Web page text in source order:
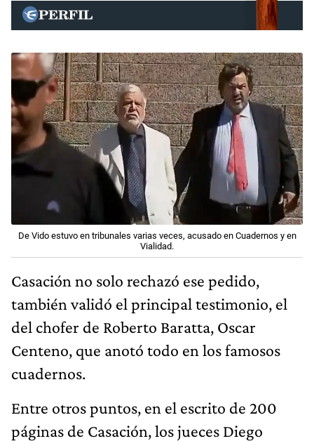
De Vido estuvo en tribunales varias veces, acusado en Cuadernos y en
Vialidad.
Casación no solo rechazó ese pedido,
también validó el principal testimonio, el
del chofer de Roberto Baratta, Oscar
Centeno, que anotó todo en los famosos
cuadernos.
Entre otros puntos, en el escrito de 200
páginas de Casación, los jueces Diego